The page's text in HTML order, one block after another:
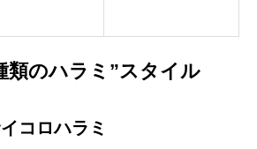
類のハラミ”スタイル
コロハラミ